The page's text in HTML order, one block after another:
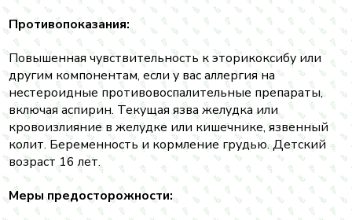
Противопоказания:
Повышенная чувствительность к эторикоксибу или
другим компонентам, если у вас аллергия на
нестероидные противовоспалительные препараты,
включая аспирин. Текущая язва желудка или
кровоизлияние в желудке или кишечнике, язвенный
колит. Беременность и кормление грудью. Детский
возраст 16 лет.
Меры предосторожности: